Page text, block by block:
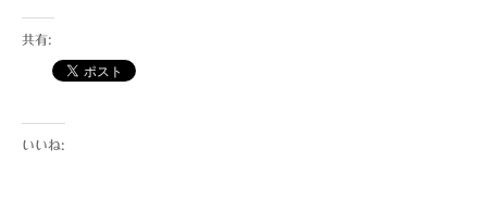
共有:
いいね: